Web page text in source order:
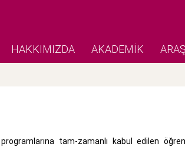
HAKKIMIZDA AKADEMİK
tam-zamanlı kabul edilen